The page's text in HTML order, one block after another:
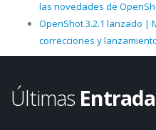
las novedades de
OpenShot 3.2.1 lanzado |
correcciones y
Últimas